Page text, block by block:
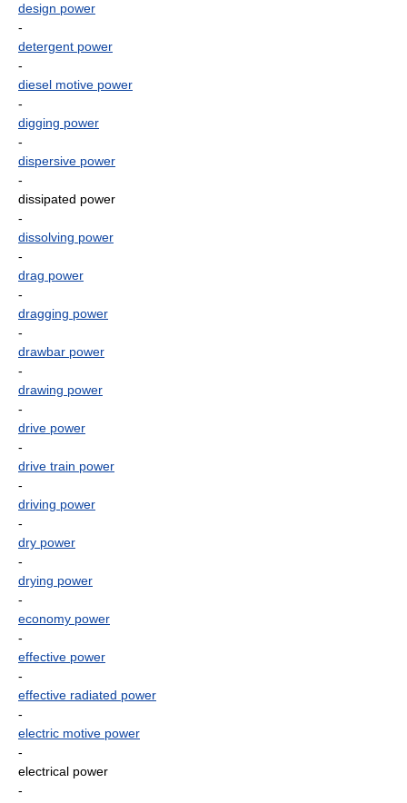
design power
-
detergent power
-
diesel motive power
-
digging power
-
dispersive power
-
dissipated power
-
dissolving power
-
drag power
-
dragging power
-
drawbar power
-
drawing power
-
drive power
-
drive train power
-
driving power
-
dry power
-
drying power
-
economy power
-
effective power
-
effective radiated power
-
electric motive power
-
electrical power
-